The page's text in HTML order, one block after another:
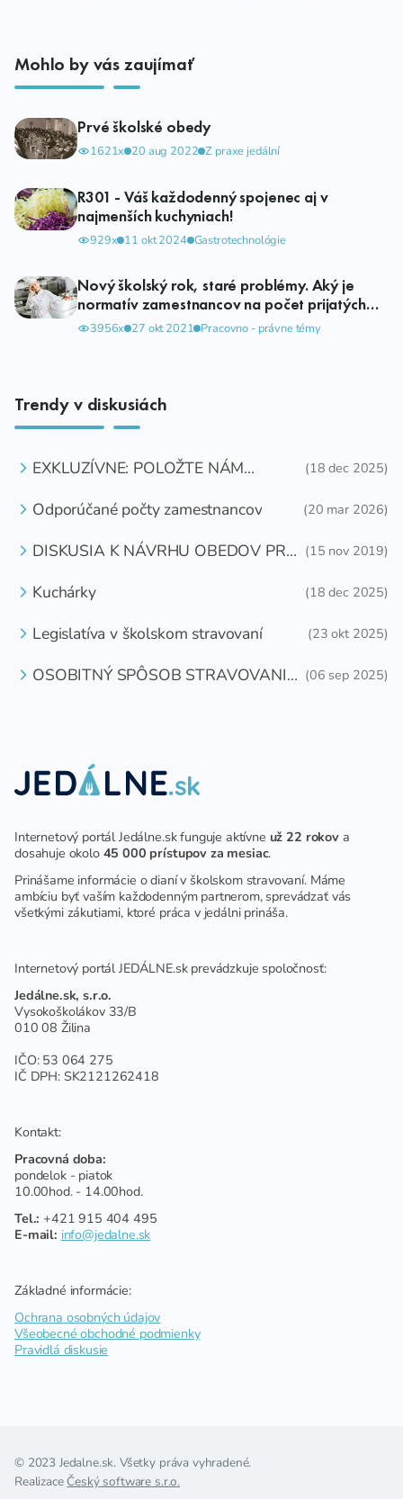
Mohlo by vás zaujímať
Prvé školské obedy
1621x 20 aug 2022 Z praxe jedální
R301 - Váš každodenný spojenec aj v
najmenších kuchyniach!
929x 11 okt 2024 Gastrotechnológie
Nový školský rok, staré problémy. Aký je
normatív zamestnancov na počet prijatých
stravníkov?
3956x 27 okt 2021 Pracovno - právne témy
Trendy v diskusiách
EXKLUZÍVNE: POLOŽTE NÁM
(18 dec 2025)
Odporúčané počty zamestnancov (20 mar 2026)
DISKUSIA K NÁVRHU OBEDOV PRE
(15 nov 2019)
Kuchárky (18 dec 2025)
Legislatíva v školskom stravovaní (23 okt 2025)
OSOBITNÝ SPÔSOB STRAVOVANIA (06 sep 2025)
Internetový portál Jedálne.sk funguje aktívne už 22 rokova
dosahuje okolo 45 000 prístupov za mesiac.
Prinášame informácie o dianí v školskom stravovaní. Máme
ambíciu byť vaším každodenným partnerom, sprevádzať vás
všetkými zákutiami, ktoré práca v jedálni prináša.
Internetový portál JEDÁLNE.sk prevádzkuje spoločnosť:
Jedálne.sk, s.r.o.
Vysokoškolákov 33/B
010 08 Žilina
IČO: 53 064 275
IČ DPH: SK2121262418
Kontakt:
Pracovná doba:
pondelok - piatok
10.00hod. - 14.00hod.
Tel.: +421 915 404 495
E-mail: info@jedalne.sk
Základné informácie:
Ochrana osobných údajov
Všeobecné obchodné podmienky
Pravidlá diskusie
© 2023 Jedalne.sk. Všetky práva vyhradené.
Realizace Český software s.r.o.